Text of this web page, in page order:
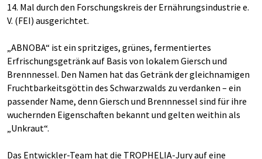
14. Mal durch den Forschungskreis der Ernährungsindustrie e.
V. (FEI) ausgerichtet.
„ABNOBA“ ist ein spritziges, grünes, fermentiertes
Erfrischungsgetränk auf Basis von lokalem Giersch und
Brennnessel. Den Namen hat das Getränk der gleichnamigen
Fruchtbarkeitsgöttin des Schwarzwalds zu verdanken – ein
passender Name, denn Giersch und Brennnessel sind für ihre
wuchernden Eigenschaften bekannt und gelten weithin als
„Unkraut“.
Das Entwickler-Team hat die TROPHELIA-Jury auf eine